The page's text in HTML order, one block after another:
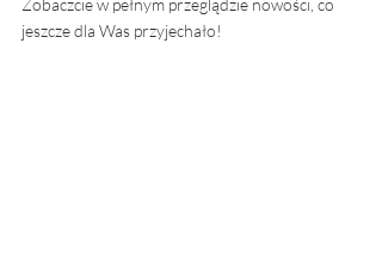
jeszcze dla Was przyjechało!